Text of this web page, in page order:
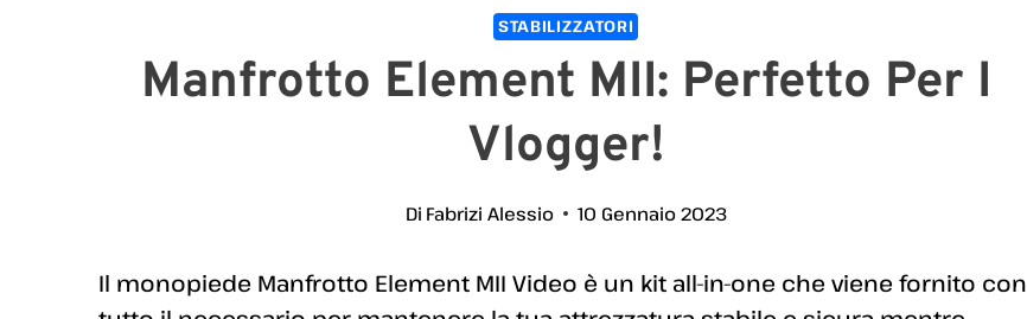
STABILIZZATORI
Manfrotto Element MII: Perfetto Per I
Vlogger!
Di Fabrizi Alessio 10 Gennaio 2023
Il monopiede Manfrotto Element MII Video è un kit all-in-one che viene fornito con